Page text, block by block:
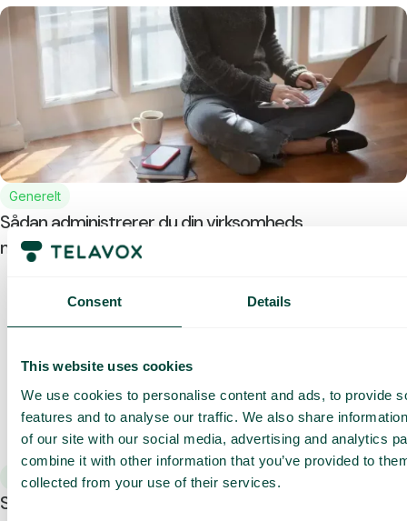
Consent Details
This website uses cookies
We use cookies to personalise content and ads, to provide
features and to analyse our traffic. We also share
of our site with our social media, advertising and analytics
combine it with other information that you’ve provided to
collected from your use of their services.
Generelt
Sådan administrerer du din virksomheds
mobilabonnement, når nogen rejser
Generelt
Sådan administrerer du din virksomheds